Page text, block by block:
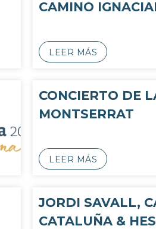
CAMINO
LEER MÁS
CONCIERTO DE
MONTSERRAT
LEER MÁS
JORDI SAVALL,
CATALUÑA &